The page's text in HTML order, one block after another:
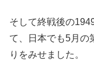
そして終戦後の
て、日本でも5月の
りをみせました。